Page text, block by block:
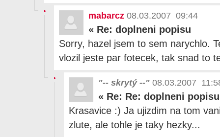
mabarcz 08.03.2007 09:44
« Re: doplneni popisu
Sorry, hazel jsem to sem narychlo.
vlozil jeste par fotecek, tak snad to
"-- skrytý --" 08.03.2007
« Re: Re: doplneni popisu
Krasavice :) Ja ujizdim na tom
zlute, ale tohle je taky hezky...